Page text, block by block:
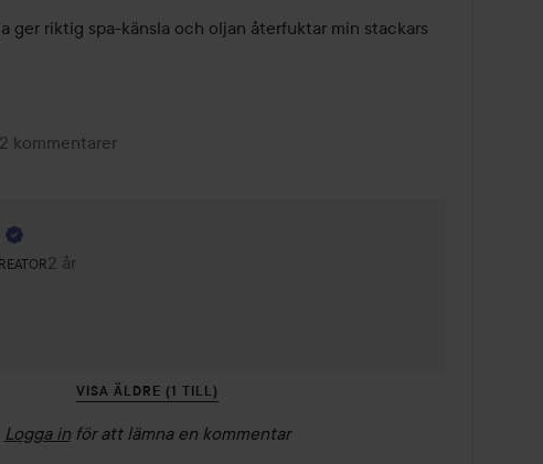
ger riktig spa-känsla och oljan återfuktar min stackars
2 kommentarer
roll: Lyko Creator.
2 år
Kommentaren lades 2 år
VISA ÄLDRE (1 TILL)
Logga in för att lämna en kommentar